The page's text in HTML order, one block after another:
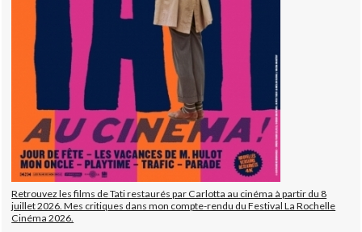
Retrouvez les films de Tati restaurés par Carlotta au cinéma à partir du 8
juillet 2026. Mes critiques dans mon compte-rendu du Festival La Rochelle
Cinéma 2026.